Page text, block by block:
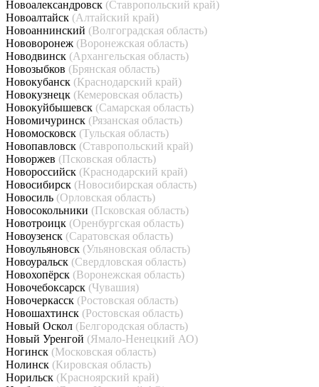
Новоалександровск (Ставропольский край)
Новоалтайск (Алтайский край)
Новоаннинский (Волгоградская область)
Нововоронеж (Воронежская область)
Новодвинск (Архангельская область)
Новозыбков (Брянская область)
Новокубанск (Краснодарский край)
Новокузнецк (Кемеровская область)
Новокуйбышевск (Самарская область)
Новомичуринск (Рязанская область)
Новомосковск (Тульская область)
Новопавловск (Ставропольский край)
Новоржев (Псковская область)
Новороссийск (Краснодарский край)
Новосибирск (Новосибирская область)
Новосиль (Орловская область)
Новосокольники (Псковская область)
Новотроицк (Оренбургская область)
Новоузенск (Саратовская область)
Новоульяновск (Ульяновская область)
Новоуральск (Свердловская область)
Новохопёрск (Воронежская область)
Новочебоксарск (Чувашия)
Новочеркасск (Ростовская область)
Новошахтинск (Ростовская область)
Новый Оскол (Белгородская область)
Новый Уренгой (Ямало-Ненецкий АО)
Ногинск (Московская область)
Нолинск (Кировская область)
Норильск (Красноярский край)